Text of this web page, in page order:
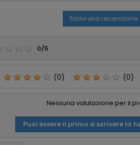
Scrivi una recensione
0/5
(0) (0)
Nessuna valutazione per il
Puoi essere il primo a scrivere la